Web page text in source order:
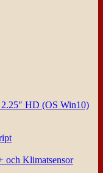
HD (OS Win10)
och Klimatsensor